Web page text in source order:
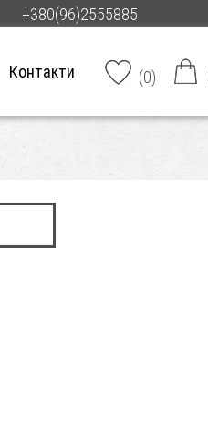
+380(96)2555885
Контакти (0)